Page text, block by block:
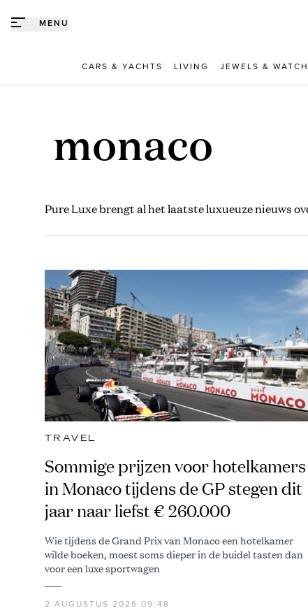
MENU
CARS & YACHTS LIVING JEWELS &
monaco
Pure Luxe brengt al het laatste luxueuze nieuws
TRAVEL
Sommige prijzen voor hotelkamers
in Monaco tijdens de GP stegen dit
jaar naar liefst € 260.000
Wie tijdens de Grand Prix van Monaco een hotelkamer
wilde boeken, moest soms dieper in de buidel tasten dan
voor een luxe sportwagen
2 AUGUSTUS 2026 09:48